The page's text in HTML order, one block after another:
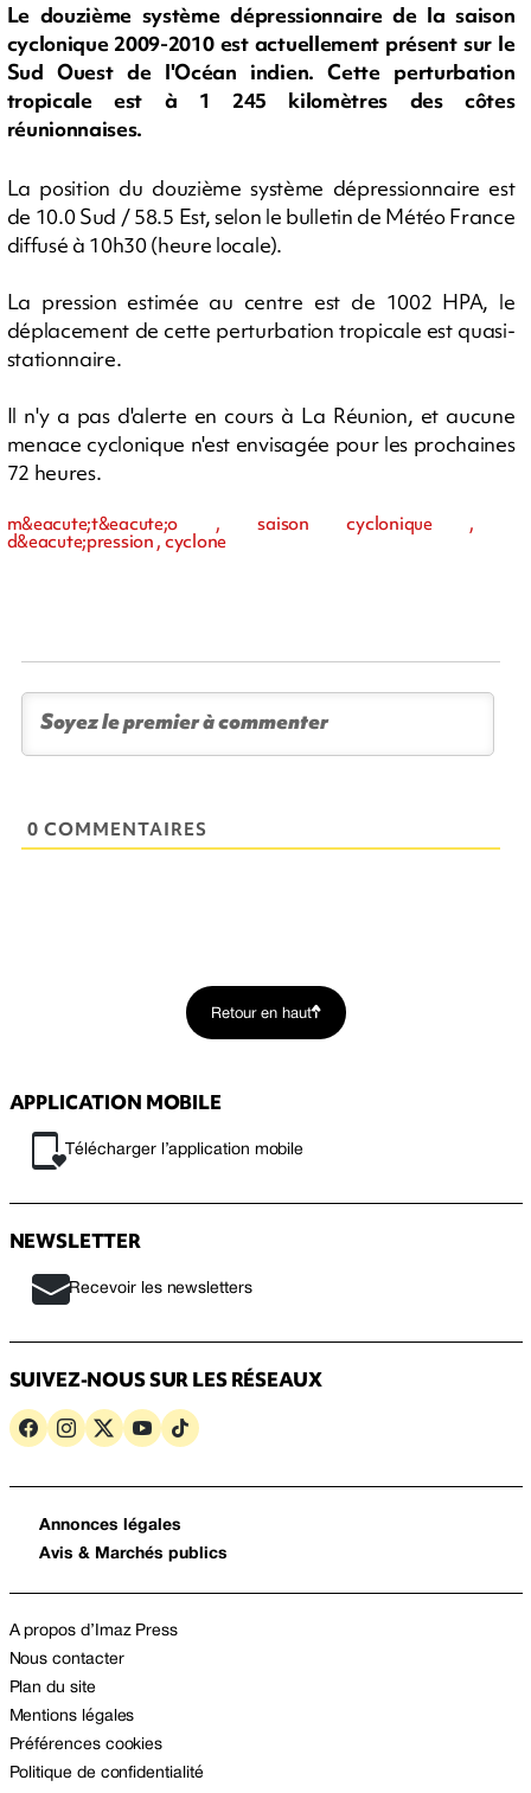
Le douzième système dépressionnaire de la saison
cyclonique 2009-2010 est actuellement présent sur le
Sud Ouest de l'Océan indien. Cette perturbation
tropicale est à 1 245 kilomètres des côtes
réunionnaises.
La position du douzième système dépressionnaire est
de 10.0 Sud / 58.5 Est, selon le bulletin de Météo France
diffusé à 10h30 (heure locale).
La pression estimée au centre est de 1002 HPA, le
déplacement de cette perturbation tropicale est quasi-
stationnaire.
Il n'y a pas d'alerte en cours à La Réunion, et aucune
menace cyclonique n'est envisagée pour les prochaines
72 heures.
m&eacute;t&eacute;o , saison cyclonique ,
d&eacute;pression , cyclone
0 COMMENTAIRES
Retour en haut
APPLICATION MOBILE
Télécharger l’application mobile
NEWSLETTER
Recevoir les newsletters
SUIVEZ-NOUS SUR LES RÉSEAUX
Annonces légales
Avis & Marchés publics
A propos d’Imaz Press
Nous contacter
Plan du site
Mentions légales
Préférences cookies
Politique de confidentialité